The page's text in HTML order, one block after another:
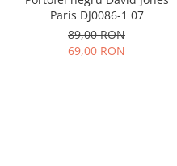
Paris DJ0086-1 07
89,00 RON
69,00 RON